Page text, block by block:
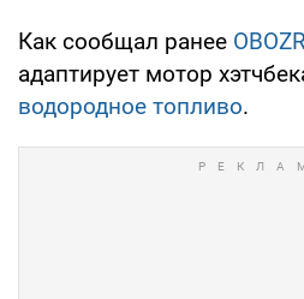
Как сообщал ранее
адаптирует мотор
водородное топливо.